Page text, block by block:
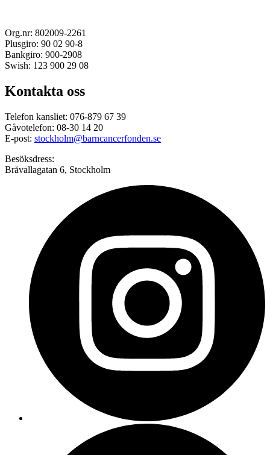
Org.nr: 802009-2261
Plusgiro: 90 02 90-8
Bankgiro: 900-2908
Swish: 123 900 29 08
Kontakta oss
Telefon kansliet: 076-879 67 39
Gåvotelefon: 08-30 14 20
E-post: stockholm@barncancerfonden.se
Besöksdress:
Bråvallagatan 6, Stockholm